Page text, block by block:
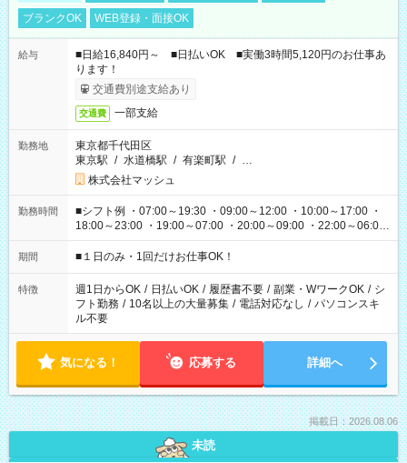
ブランクOK
WEB登録・面接OK
給与
■日給16,840円～ ■日払いOK ■実働3時間5,120円のお仕事あ
ります！
交通費別途支給あり
交通費 一部支給
勤務地
東京都千代田区
東京駅 / 水道橋駅 / 有楽町駅 / …
株式会社マッシュ
勤務時間
■シフト例 ・07:00～19:30 ・09:00～12:00 ・10:00～17:00 ・
18:00～23:00 ・19:00～07:00 ・20:00～09:00 ・22:00～06:00
etc ★最短で3時間で5,120円のお仕事から 15時間で2万円近く稼
げるお仕事も！ ご希望のお時間に合わせてご紹介！ ※シフトは
ください！
期間 ■１日のみ・1回だけお仕事OK！
特徴 週1日からOK / 日払いOK / 履歴書不要 / 副業・WワークOK / シ
フト勤務 / 10名以上の大量募集 / 電話対応なし / パソコンスキ
ル不要
気になる！ 応募する 詳細へ
掲載日：2026.08.06
未読